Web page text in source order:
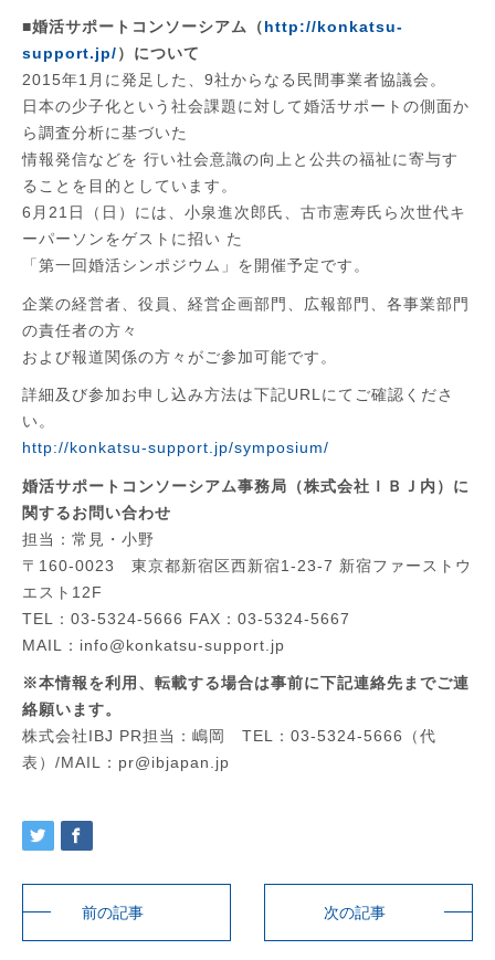
■婚活サポートコンソーシアム（http://konkatsu-
support.jp/）について
2015年1月に発足した、9社からなる民間事業者協議会。
日本の少子化という社会課題に対して婚活サポートの側面か
ら調査分析に基づいた
情報発信などを 行い社会意識の向上と公共の福祉に寄与す
ることを目的としています。
6月21日（日）には、小泉進次郎氏、古市憲寿氏ら次世代キ
ーパーソンをゲストに招い た
「第一回婚活シンポジウム」を開催予定です。
企業の経営者、役員、経営企画部門、広報部門、各事業部門
の責任者の方々
および報道関係の方々がご参加可能です。
詳細及び参加お申し込み方法は下記URLにてご確認くださ
い。
http://konkatsu-support.jp/symposium/
婚活サポートコンソーシアム事務局（株式会社ＩＢＪ内）に
関するお問い合わせ
担当：常見・小野
〒160-0023 東京都新宿区西新宿1-23-7 新宿ファーストウ
エスト12F
TEL：03-5324-5666 FAX：03-5324-5667
MAIL：info@konkatsu-support.jp
※本情報を利用、転載する場合は事前に下記連絡先までご連
絡願います。
株式会社IBJ PR担当：嶋岡 TEL：03-5324-5666（代
表）/MAIL：pr@ibjapan.jp
前の記事 次の記事